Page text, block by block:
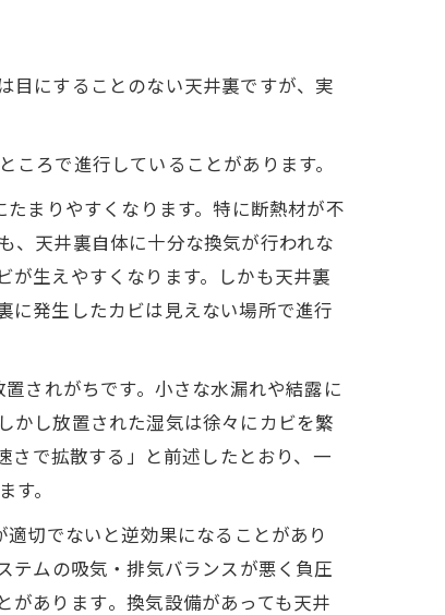
目にすることのない天井裏ですが、実
ろで進行していることがあります。
まりやすくなります。特に断熱材が不
、天井裏自体に十分な換気が行われな
が生えやすくなります。しかも天井裏
に発生したカビは見えない場所で進行
されがちです。小さな水漏れや結露に
かし放置された湿気は徐々にカビを繁
さで拡散する」と前述したとおり、一
。
切でないと逆効果になることがあり
テムの吸気・排気バランスが悪く負圧
があります​。換気設備があっても天井